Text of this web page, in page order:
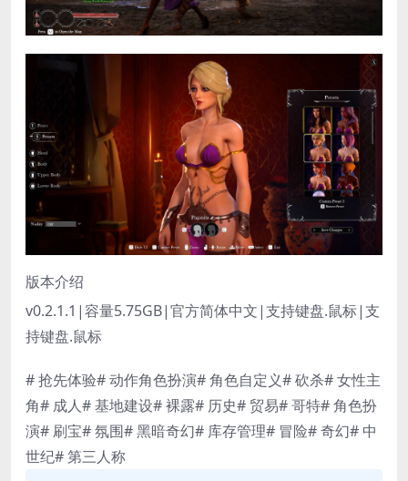
版本介绍
v0.2.1.1|容量5.75GB|官方简体中文|支持键盘.鼠标|支
持键盘.鼠标
# 抢先体验# 动作角色扮演# 角色自定义# 砍杀# 女性主
角# 成人# 基地建设# 裸露# 历史# 贸易# 哥特# 角色扮
演# 刷宝# 氛围# 黑暗奇幻# 库存管理# 冒险# 奇幻# 中
世纪# 第三人称